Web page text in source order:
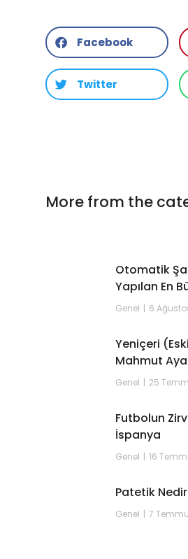
Facebook
Twitter
More from the
Otomatik
Yapılan En
Genel 6
Yeniçeri
Mahmut
Genel 25
Futbolun
İspanya
Genel 16
Patetik
Genel 7